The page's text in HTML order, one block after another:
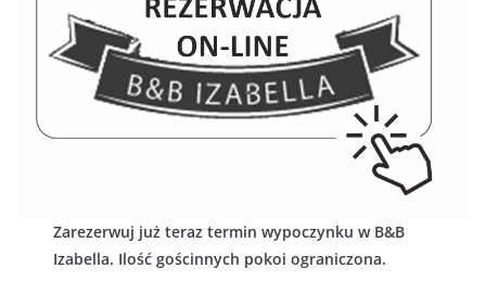
Zarezerwuj już teraz termin wypoczynku w B&B
Izabella. Ilość gościnnych pokoi ograniczona.